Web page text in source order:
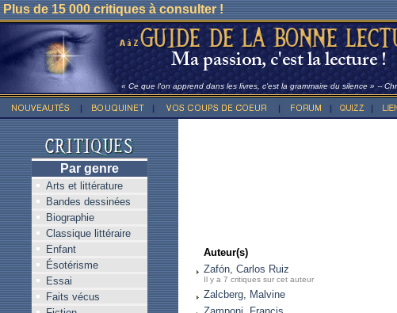
Plus de 15 000 critiques à consulter !
« Ce que l'on apprend dans les livres, c'est la grammaire du silence » --
Par genre
Arts et littérature
Bandes dessinées
Biographie
Classique littéraire
Enfant
Ésotérisme
Essai
Faits vécus
Auteur(s)
Zafón, Carlos Ruiz
Il y a 7 critiques sur cet auteur
Zalcberg, Malvine